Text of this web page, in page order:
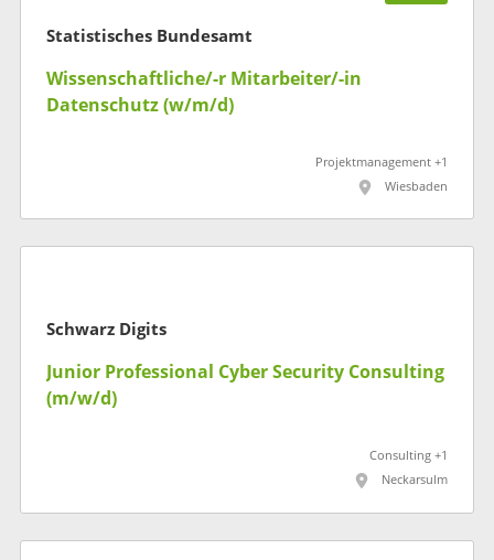
Statistisches Bundesamt
Wissenschaftliche/-r Mitarbeiter/-in
Datenschutz (w/m/d)
Projektmanagement +1
Wiesbaden
Schwarz Digits
Junior Professional Cyber Security Consulting
(m/w/d)
Consulting +1
Neckarsulm